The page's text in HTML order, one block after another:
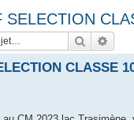
SELECTION
Rechercher
CLASSE